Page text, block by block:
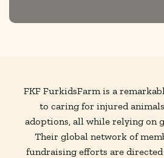
FKF FurkidsFarm is a
to caring for injured
adoptions, all while relying on
Their global network of
fundraising efforts are